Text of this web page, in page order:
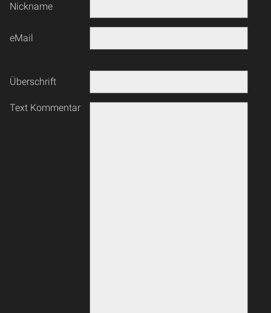
Nickname
eMail
Überschrift
Text Kommentar